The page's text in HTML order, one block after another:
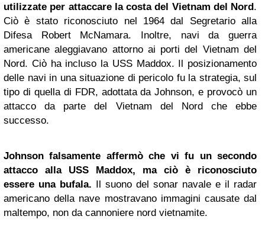
utilizzate per attaccare la costa del Vietnam del Nord.
Ciò è stato riconosciuto nel 1964 dal Segretario alla
Difesa Robert McNamara. Inoltre, navi da guerra
americane aleggiavano attorno ai porti del Vietnam del
Nord. Ciò ha incluso la USS Maddox. Il posizionamento
delle navi in una situazione di ​​pericolo fu la strategia, sul
tipo di quella di FDR, adottata da Johnson, e provocò un
attacco da parte del Vietnam del Nord che ebbe
successo.
Johnson falsamente affermò che vi fu un secondo
attacco alla USS Maddox, ma ciò è riconosciuto
essere una bufala. Il suono del sonar navale e il radar
americano della nave mostravano immagini causate dal
maltempo, non da cannoniere nord vietnamite.